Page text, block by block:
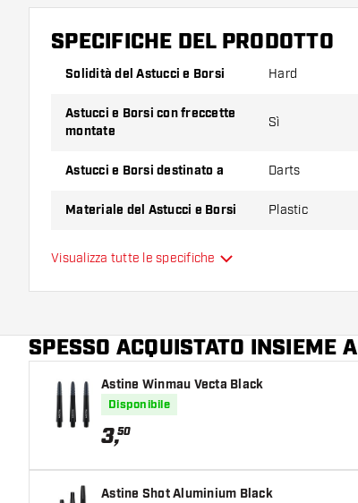
SPECIFICHE DEL PRODOTTO
Solidità del Astucci e Borsi Hard
Astucci e Borsi con freccette
montate
Sì
Astucci e Borsi destinato a Darts
Materiale del Astucci e Borsi Plastic
Capacità del Astucci e Borsi
Colore principale
Visualizza tutte le specifiche
SPESSO ACQUISTATO INSIEME A
Astine Winmau Vecta Black
Disponibile
3,50
Astine Shot Aluminium Black